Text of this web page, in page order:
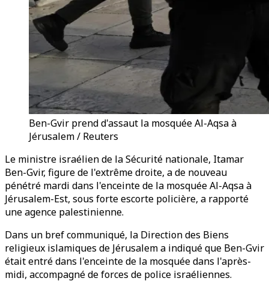
Ben-Gvir prend d'assaut la mosquée Al-Aqsa à
Jérusalem / Reuters
Le ministre israélien de la Sécurité nationale, Itamar
Ben-Gvir, figure de l'extrême droite, a de nouveau
pénétré mardi dans l'enceinte de la mosquée Al-Aqsa à
Jérusalem-Est, sous forte escorte policière, a rapporté
une agence palestinienne.
Dans un bref communiqué, la Direction des Biens
religieux islamiques de Jérusalem a indiqué que Ben-Gvir
était entré dans l'enceinte de la mosquée dans l'après-
midi, accompagné de forces de police israéliennes.